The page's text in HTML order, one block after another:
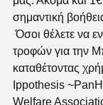
σημαντική
Όσοι θέλετε να ενισχύσετε την αγορά
τροφών για την
καταθέτοντας
Ippothesis
Welfare